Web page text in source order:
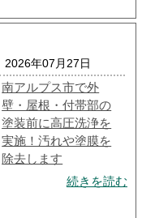
2026年07月27日
南アルプス市で外
壁・屋根・付帯部の
塗装前に高圧洗浄を
実施！汚れや塗膜を
除去します
続きを読む